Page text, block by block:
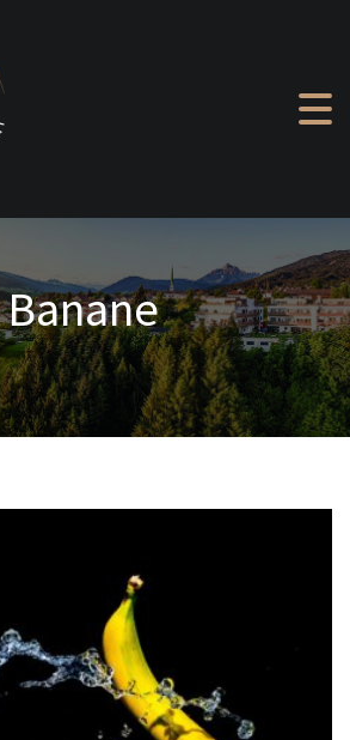
Banane